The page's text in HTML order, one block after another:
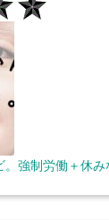
。強制労働＋休